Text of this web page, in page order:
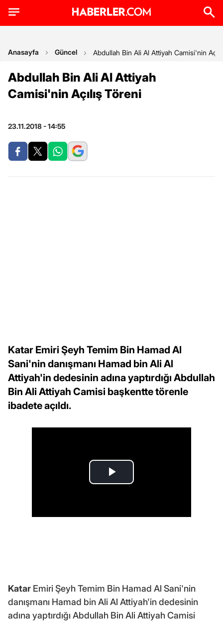
Anasayfa Güncel Abdullah Bin Ali Al Attiyah Camisi'nin
Abdullah Bin Ali Al Attiyah
Camisi'nin Açılış Töreni
23.11.2018 - 14:55
Katar Emiri Şeyh Temim Bin Hamad Al
Sani'nin danışmanı Hamad bin Ali Al
Attiyah'in dedesinin adına yaptırdığı Abdullah
Bin Ali Attiyah Camisi başkentte törenle
ibadete açıldı.
Katar Emiri Şeyh Temim Bin Hamad Al Sani'nin
danışmanı Hamad bin Ali Al Attiyah'in dedesinin
adına yaptırdığı Abdullah Bin Ali Attiyah Camisi